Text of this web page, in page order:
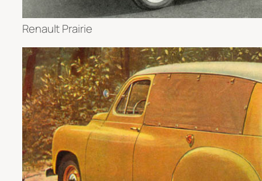
Renault Prairie